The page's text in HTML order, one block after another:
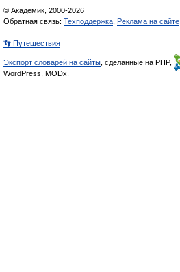
© Академик, 2000-2026
Обратная связь: Техподдержка Реклама на сайте
👣 Путешествия
Экспорт словарей на сайты , сделанные на PHP,
WordPress, MODx.